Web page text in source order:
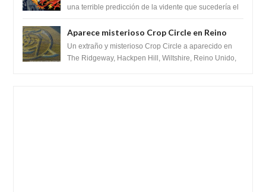
para febrero de 2022.
una terrible predicción de la vidente que sucedería el
Aparece misterioso Crop Circle en Reino
Unido 23 de junio 2016
Un extraño y misterioso Crop Circle a aparecido en
The Ridgeway, Hackpen Hill, Wiltshire, Reino Unido,